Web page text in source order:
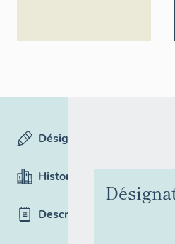
Désignation
Historique
Description